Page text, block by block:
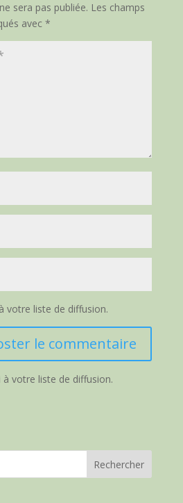
sera pas publiée. Les champs
avec *
votre liste de diffusion.
votre liste de diffusion.